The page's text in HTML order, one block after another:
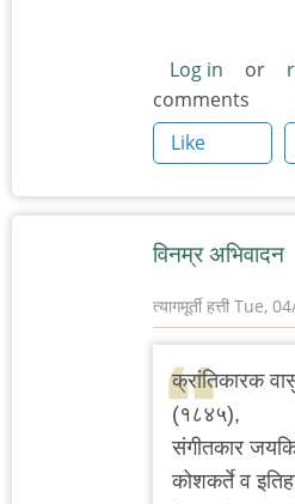
Log in or
comments
Like
विनम्र अभिवादन
त्यागमूर्ती हत्ती Tue,
क्रांतिकारक
(१८४५),
संगीतकार
कोशकर्ते व